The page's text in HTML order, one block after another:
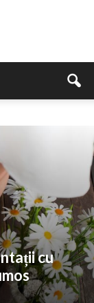
cu